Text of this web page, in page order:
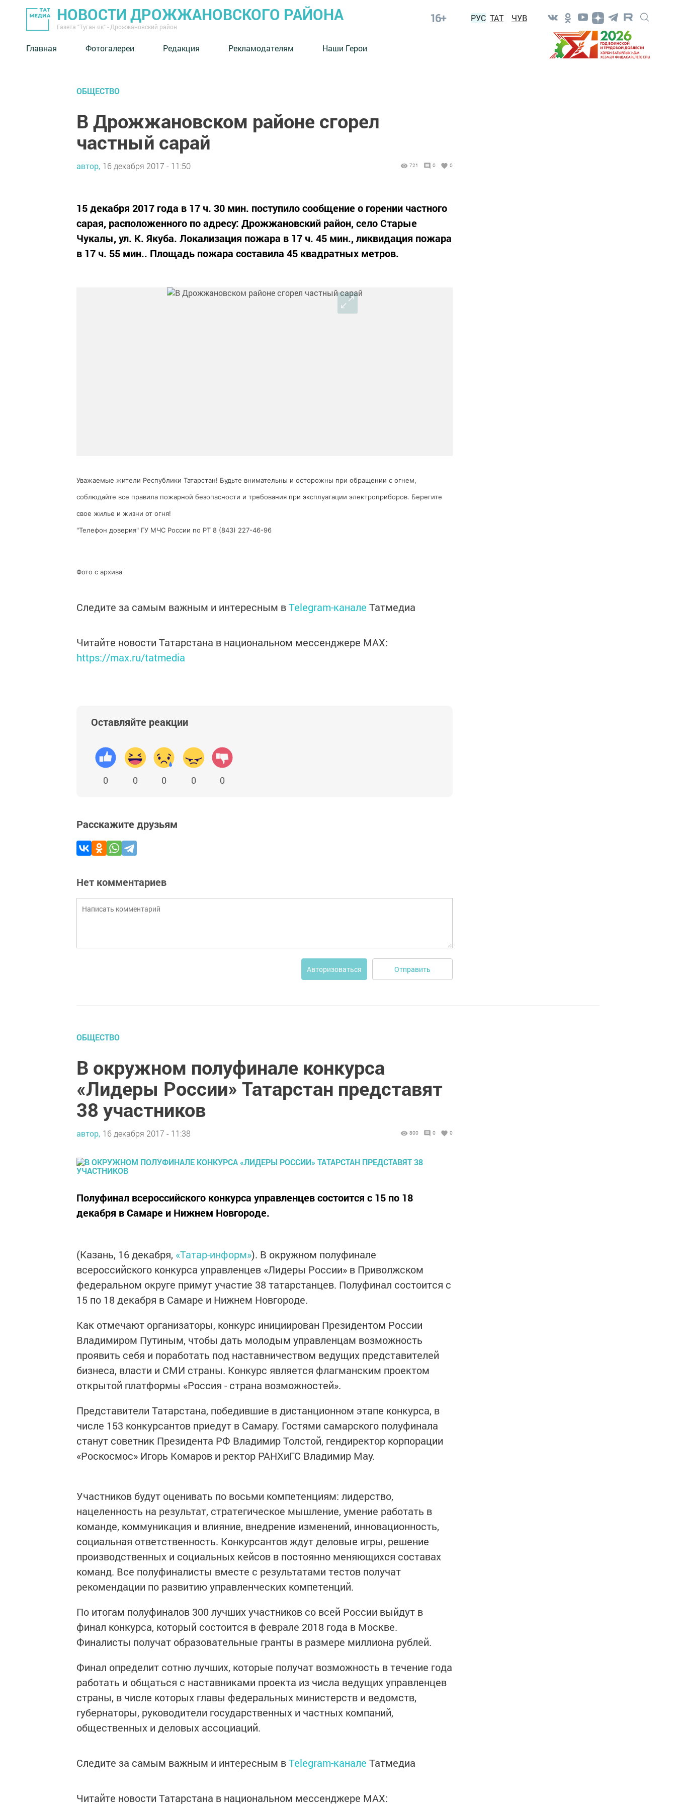
НОВОСТИ ДРОЖЖАНОВСКОГО РАЙОНА
Газета "Туган як" - Дрожжановский район
16+ РУС ТАТ ЧУВ
Главная Фотогалереи Редакция Рекламодателям Наши Герои
ОБЩЕСТВО
В Дрожжановском районе сгорел
частный сарай
автор, 16 декабря 2017 - 11:50 721 0 0
15 декабря 2017 года в 17 ч. 30 мин. поступило сообщение о горении частного
сарая, расположенного по адресу: Дрожжановский район, село Старые
Чукалы, ул. К. Якуба. Локализация пожара в 17 ч. 45 мин., ликвидация пожара
в 17 ч. 55 мин.. Площадь пожара составила 45 квадратных метров.
Уважаемые жители Республики Татарстан! Будьте внимательны и осторожны при обращении с огнем,
соблюдайте все правила пожарной безопасности и требования при эксплуатации электроприборов. Берегите
свое жилье и жизни от огня!
"Телефон доверия" ГУ МЧС России по РТ 8 (843) 227-46-96
Фото с архива
Следите за самым важным и интересным вTelegram-канале Татмедиа
Читайте новости Татарстана в национальном мессенджере MАХ:
https://max.ru/tatmedia
Оставляйте реакции
0 0 0 0 0
Расскажите друзьям
Нет комментариев
Авторизоваться Отправить
ОБЩЕСТВО
В окружном полуфинале конкурса
«Лидеры России» Татарстан представят
38 участников
автор, 16 декабря 2017 - 11:38 800 0 0
Полуфинал всероссийского конкурса управленцев состоится с 15 по 18
декабря в Самаре и Нижнем Новгороде.
(Казань, 16 декабря, «Татар-информ»). В окружном полуфинале
всероссийского конкурса управленцев «Лидеры России» в Приволжском
федеральном округе примут участие 38 татарстанцев. Полуфинал состоится с
15 по 18 декабря в Самаре и Нижнем Новгороде.
Как отмечают организаторы, конкурс инициирован Президентом России
Владимиром Путиным, чтобы дать молодым управленцам возможность
проявить себя и поработать под наставничеством ведущих представителей
бизнеса, власти и СМИ страны. Конкурс является флагманским проектом
открытой платформы «Россия - страна возможностей».
Представители Татарстана, победившие в дистанционном этапе конкурса, в
числе 153 конкурсантов приедут в Самару. Гостями самарского полуфинала
станут советник Президента РФ Владимир Толстой, гендиректор корпорации
«Роскосмос» Игорь Комаров и ректор РАНХиГС Владимир Мау.
Участников будут оценивать по восьми компетенциям: лидерство,
нацеленность на результат, стратегическое мышление, умение работать в
команде, коммуникация и влияние, внедрение изменений, инновационность,
социальная ответственность. Конкурсантов ждут деловые игры, решение
производственных и социальных кейсов в постоянно меняющихся составах
команд. Все полуфиналисты вместе с результатами тестов получат
рекомендации по развитию управленческих компетенций.
По итогам полуфиналов 300 лучших участников со всей России выйдут в
финал конкурса, который состоится в феврале 2018 года в Москве.
Финалисты получат образовательные гранты в размере миллиона рублей.
Финал определит сотню лучших, которые получат возможность в течение года
работать и общаться с наставниками проекта из числа ведущих управленцев
страны, в числе которых главы федеральных министерств и ведомств,
губернаторы, руководители государственных и частных компаний,
общественных и деловых ассоциаций.
Следите за самым важным и интересным вTelegram-канале Татмедиа
Читайте новости Татарстана в национальном мессенджере MАХ: